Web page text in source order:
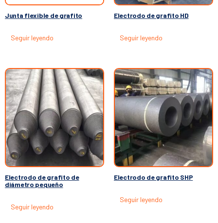
Junta flexible de grafito
Seguir leyendo
Electrodo de grafito HD
Seguir leyendo
Electrodo de grafito de
diámetro pequeño
Seguir leyendo
Electrodo de grafito SHP
Seguir leyendo